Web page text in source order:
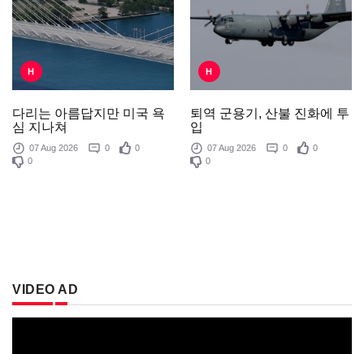
H
다리는 아름답지만 미국 욕
심 지나쳐
07 Aug 2026 0
0
0
H
퇴역 군용기, 산불 진화에 투
입
07 Aug 2026 0
0
0
VIDEO AD